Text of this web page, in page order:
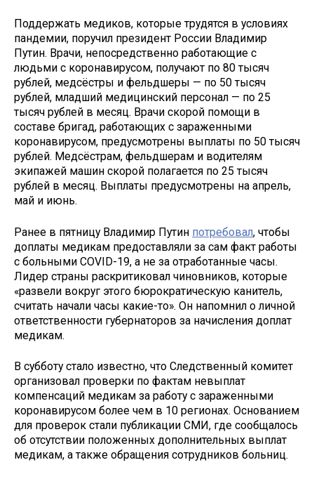
Поддержать медиков, которые трудятся в условиях
пандемии, поручил президент России Владимир
Путин. Врачи, непосредственно работающие с
людьми с коронавирусом, получают по 80 тысяч
рублей, медсёстры и фельдшеры — по 50 тысяч
рублей, младший медицинский персонал — по 25
тысяч рублей в месяц. Врачи скорой помощи в
составе бригад, работающих с зараженными
коронавирусом, предусмотрены выплаты по 50 тысяч
рублей. Медсёстрам, фельдшерам и водителям
экипажей машин скорой полагается по 25 тысяч
рублей в месяц. Выплаты предусмотрены на апрель,
май и июнь.
Ранее в пятницу Владимир Путин потребовал, чтобы
доплаты медикам предоставляли за сам факт работы
с больными COVID-19, а не за отработанные часы.
Лидер страны раскритиковал чиновников, которые
«развели вокруг этого бюрократическую канитель,
считать начали часы какие-то». Он напомнил о личной
ответственности губернаторов за начисления доплат
медикам.
В субботу стало известно, что Следственный комитет
организовал проверки по фактам невыплат
компенсаций медикам за работу с зараженными
коронавирусом более чем в 10 регионах. Основанием
для проверок стали публикации СМИ, где сообщалось
об отсутствии положенных дополнительных выплат
медикам, а также обращения сотрудников больниц.